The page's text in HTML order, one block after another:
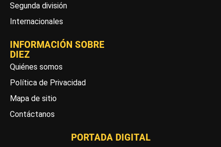
Segunda división
Internacionales
INFORMACIÓN SOBRE
DIEZ
Quiénes somos
Política de Privacidad
Mapa de sitio
Contáctanos
PORTADA DIGITAL